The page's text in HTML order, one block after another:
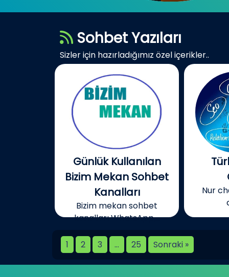
Sohbet Yazıları
Sizler için hazırladığımız özel içerikler..
Günlük Kullanılan
Bizim Mekan Sohbet
Kanalları
Bizim mekan sohbet
kanalları WhatsApp,...
Nur
1 2 3 … 25 Sonraki »